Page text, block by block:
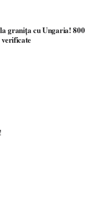
granița cu Ungaria! 800
verificate